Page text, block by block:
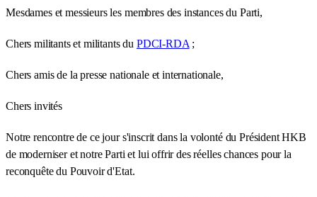
Mesdames et messieurs les membres des instances du Parti,
Chers militants et militants du PDCI-RDA ;
Chers amis de la presse nationale et internationale,
Chers invités
Notre rencontre de ce jour s'inscrit dans la volonté du Président HKB
de moderniser et notre Parti et lui offrir des réelles chances pour la
reconquête du Pouvoir d'Etat.